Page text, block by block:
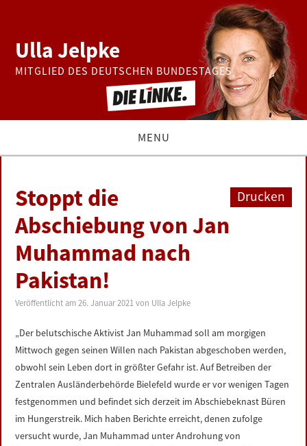
Ulla Jelpke
MITGLIED DES DEUTSCHEN BUNDESTAGES
MENU
BUNDESTAG
PRESSE
ZUR PERSON
DATENSCHUTZERKLÄRUNG
Drucken
Stoppt die
Abschiebung von Jan
Muhammad nach
Pakistan!
Veröffentlicht am26. Januar 2021 von Ulla Jelpke
„Der belutschische Aktivist Jan Muhammad soll am morgigen
Mittwoch gegen seinen Willen nach Pakistan abgeschoben werden,
obwohl sein Leben dort in größter Gefahr ist. Auf Betreiben der
Zentralen Ausländerbehörde Bielefeld wurde er vor wenigen Tagen
festgenommen und befindet sich derzeit im Abschiebeknast Büren
im Hungerstreik. Mich haben Berichte erreicht, denen zufolge
versucht wurde, Jan Muhammad unter Androhung von